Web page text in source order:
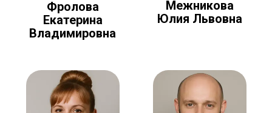
Фролова
Екатерина
Владимировна
Межникова
Юлия Львовна